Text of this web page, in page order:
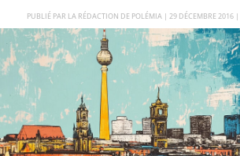
PAR LA RÉDACTION DE POLÉMIA | 29 DÉCEMBRE 2016|